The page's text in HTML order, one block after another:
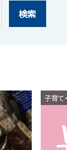
検索
子育て